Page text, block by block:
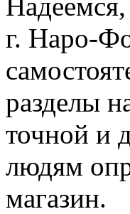
г. Наро-
разделы
точной и
людям
магазин.